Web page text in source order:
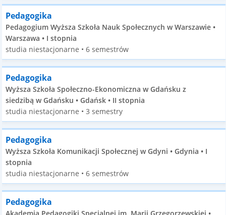
Pedagogika
Pedagogium Wyższa Szkoła Nauk Społecznych w Warszawie •
Warszawa • I stopnia
studia niestacjonarne • 6 semestrów
Pedagogika
Wyższa Szkoła Społeczno-Ekonomiczna w Gdańsku z
siedzibą w Gdańsku • Gdańsk • II stopnia
studia niestacjonarne • 3 semestry
Pedagogika
Wyższa Szkoła Komunikacji Społecznej w Gdyni • Gdynia • I
stopnia
studia niestacjonarne • 6 semestrów
Pedagogika